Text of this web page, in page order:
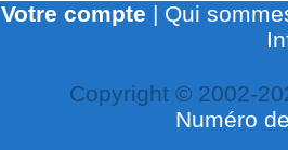
Votre compte | Qui
Copyright © 2002-
Numéro